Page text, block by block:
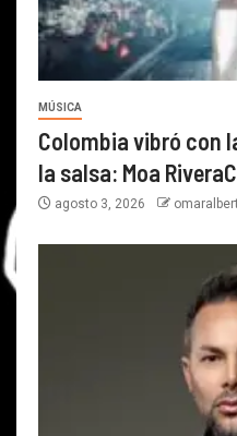
MÚSICA
Colombia vibró con
la salsa: Moa
agosto 3, 2026